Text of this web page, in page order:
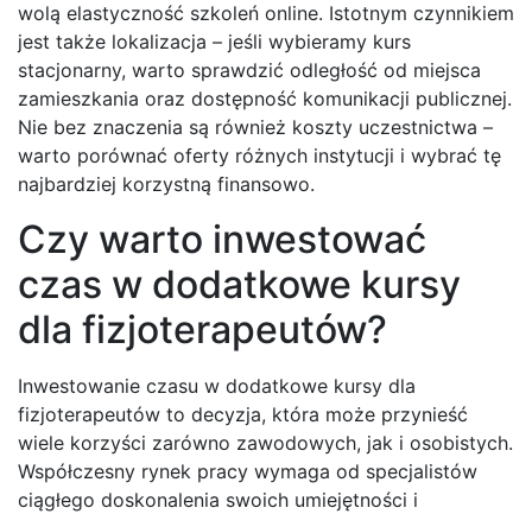
wolą elastyczność szkoleń online. Istotnym czynnikiem
jest także lokalizacja – jeśli wybieramy kurs
stacjonarny, warto sprawdzić odległość od miejsca
zamieszkania oraz dostępność komunikacji publicznej.
Nie bez znaczenia są również koszty uczestnictwa –
warto porównać oferty różnych instytucji i wybrać tę
najbardziej korzystną finansowo.
Czy warto inwestować
czas w dodatkowe kursy
dla fizjoterapeutów?
Inwestowanie czasu w dodatkowe kursy dla
fizjoterapeutów to decyzja, która może przynieść
wiele korzyści zarówno zawodowych, jak i osobistych.
Współczesny rynek pracy wymaga od specjalistów
ciągłego doskonalenia swoich umiejętności i